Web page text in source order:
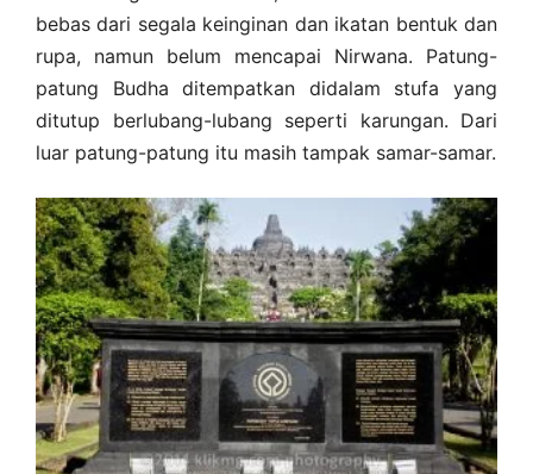
bebas dari segala keinginan dan ikatan bentuk dan
rupa, namun belum mencapai Nirwana. Patung-
patung Budha ditempatkan didalam stufa yang
ditutup berlubang-lubang seperti karungan. Dari
luar patung-patung itu masih tampak samar-samar.